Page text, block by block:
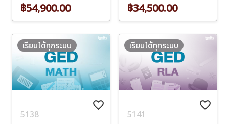
฿54,900.00 ฿34,500.00
favorite_border
5138
เรียนได้ทุกระบบ
favorite_border
5141
เรียนได้ทุกระบบ